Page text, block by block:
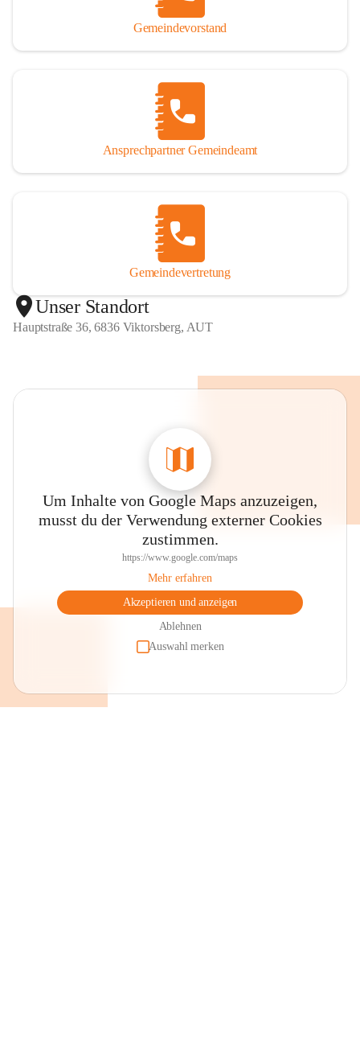
Gemeindevorstand
Ansprechpartner Gemeindeamt
Gemeindevertretung
Unser Standort
Hauptstraße 36, 6836 Viktorsberg, AUT
Um Inhalte von Google Maps anzuzeigen,
musst du der Verwendung externer Cookies
zustimmen.
https://www.google.com/maps
Mehr erfahren
Akzeptieren und anzeigen
Ablehnen
Auswahl merken